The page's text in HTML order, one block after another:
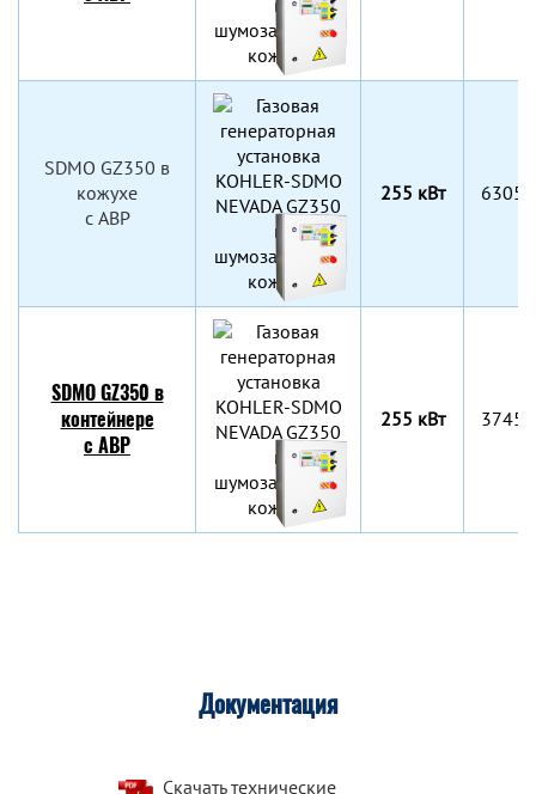
SDMO GZ350 в
кожухе
c АВР
255 кВт
SDMO GZ350 в
контейнере
c АВР
255 кВт
Документация
Скачать технические